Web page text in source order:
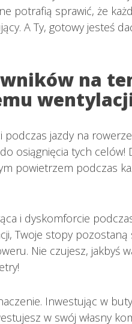
potrafią sprawić, że
A Ty, gotowy jesteś
na
jazdy na
osiągnięcia tych celów!
powietrzem podczas
i dyskomforcie
Twoje stopy
Nie czujesz, jakbyś
Inwestując w
w swój własny